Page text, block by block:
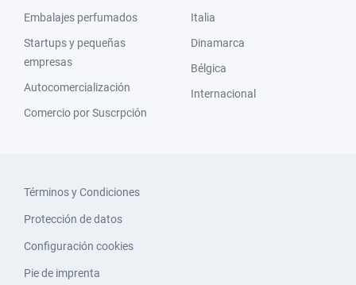
Embalajes perfumados
Startups y pequeñas
empresas
Autocomercialización
Comercio por Suscrpción
Italia
Dinamarca
Bélgica
Internacional
Términos y Condiciones
Protección de datos
Configuración cookies
Pie de imprenta